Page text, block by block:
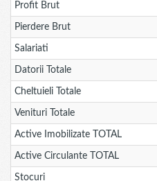
Profit Brut
Pierdere Brut
Salariati
Datorii Totale
Cheltuieli Totale
Venituri Totale
Active Imobilizate TOTAL
Active Circulante TOTAL
Stocuri